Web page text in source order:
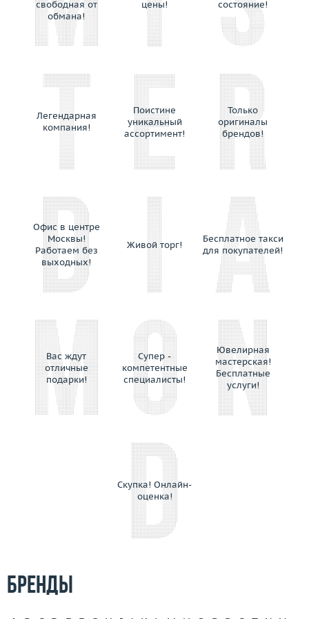
Orlandini
Oro Trend
Palmiero
Parure Atelier
Pasis Jewelery
Pasquale Bruni
Patek Philippe
Paula
Picchiotti
Piero Maccarini
Piero Milano
Pomellato
Pomi
Preziose Torino
Prologue
Raima
Rajola
Ranzani Fabio e Fuse' Maria Lucia
Rosato
свободная от
обмана!
цены!
состояние!
Легендарная
компания!
Поистине
уникальный
ассортимент!
Только
оригиналы
брендов!
Офис в центре
Москвы!
Работаем без
выходных!
Живой торг!
Бесплатное такси
для покупателей!
Вас ждут
отличные
подарки!
Супер -
компетентные
специалисты!
Ювелирная
мастерская!
Бесплатные
услуги!
Скупка! Онлайн-
оценка!
Бренды